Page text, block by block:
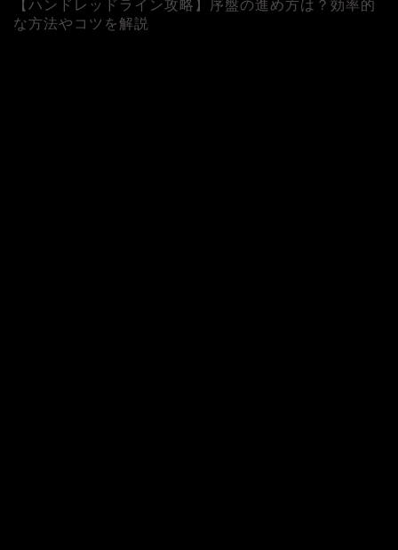
【ハンドレッドライン攻略】序盤の進め方は？効率的
な方法やコツを解説